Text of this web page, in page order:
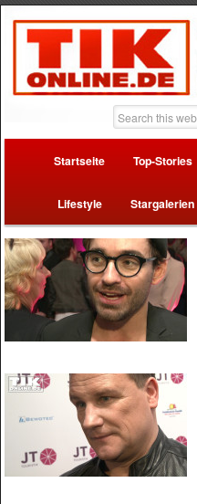
Startseite Top-Stories
Lifestyle Stargalerien